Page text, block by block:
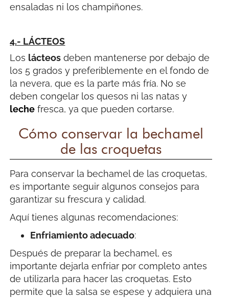
ensaladas ni los champiñones.
4.- LÁCTEOS
Los lácteos deben mantenerse por debajo de
los 5 grados y preferiblemente en el fondo de
la nevera, que es la parte más fría. No se
deben congelar los quesos ni las natas y
leche fresca, ya que pueden cortarse.
Cómo conservar la bechamel
de las croquetas
Para conservar la bechamel de las croquetas,
es importante seguir algunos consejos para
garantizar su frescura y calidad.
Aquí tienes algunas recomendaciones:
Enfriamiento adecuado:
Después de preparar la bechamel, es
importante dejarla enfriar por completo antes
de utilizarla para hacer las croquetas. Esto
permite que la salsa se espese y adquiera una